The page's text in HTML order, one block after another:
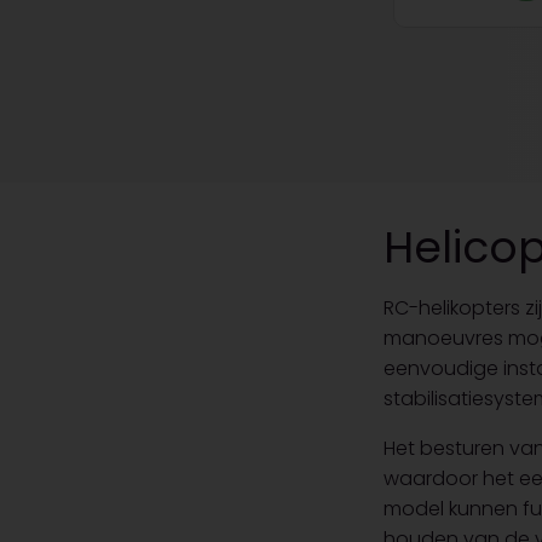
RC-helikopters
manoeuvres
eenvoudige
Het besturen
waardoor het
model kunnen